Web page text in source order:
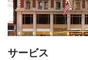
サービス